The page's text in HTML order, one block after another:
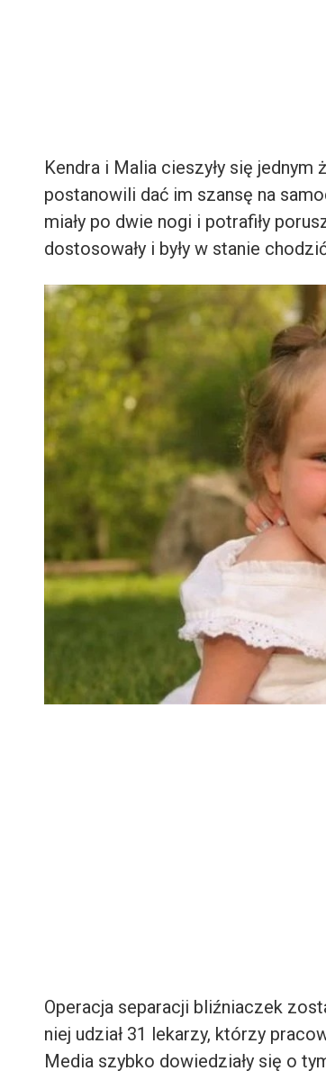
Kendra i Malia cieszyły się
postanowili dać im szansę na
miały po dwie nogi i potrafiły
dostosowały i były w stanie
Operacja separacji bliźniaczek
niej udział 31 lekarzy, którzy
Media szybko dowiedziały się o